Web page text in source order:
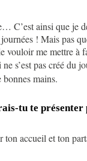
C’est ainsi que je
! Mais pas
vouloir me mettre à
s’est pas créé du
bonnes mains.
tu te présenter
accueil et ton